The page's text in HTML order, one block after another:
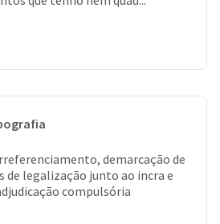
demarcação de
de legalização junto ao incra e
compulsória